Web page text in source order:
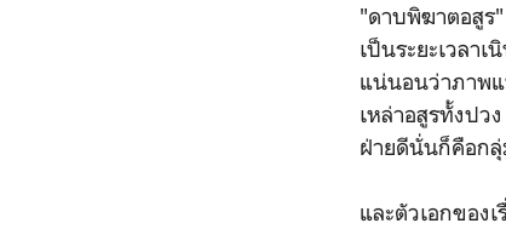
"ดาบพิฆาตอสูร
เป็นระยะเวลา
แน่นอนว่าภาพ
เหล่าอสูรทั้งปว
ฝ่ายดีนั่นก็คือก
และตัวเอกของ